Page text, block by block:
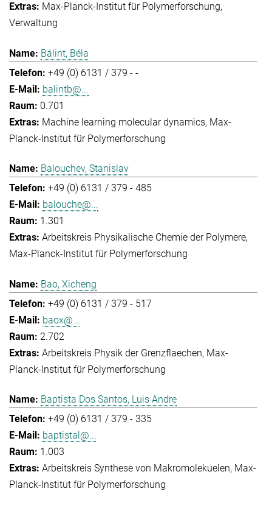
Max-Planck-Institut für Polymerforschung
Verwaltung
Bálint, Béla
+49 (0) 6131 / 379 - -
balintb@...
0.701
Machine learning molecular dynamics Max-
Planck-Institut für Polymerforschung
Balouchev, Stanislav
+49 (0) 6131 / 379 - 485
balouche@...
1.301
Arbeitskreis Physikalische Chemie der Polymere
Max-Planck-Institut für Polymerforschung
Bao, Xicheng
+49 (0) 6131 / 379 - 517
baox@...
2.702
Arbeitskreis Physik der Grenzflaechen Max-
Planck-Institut für Polymerforschung
Baptista Dos Santos, Luis Andre
+49 (0) 6131 / 379 - 335
baptistal@...
1.003
Arbeitskreis Synthese von Makromolekuelen Max-
Planck-Institut für Polymerforschung